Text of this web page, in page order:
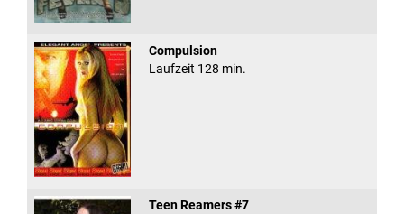
Compulsion
Laufzeit 128 min.
Teen Reamers #7